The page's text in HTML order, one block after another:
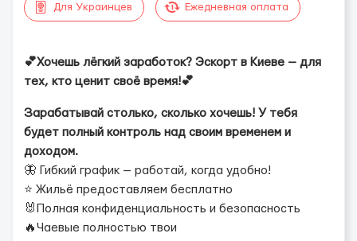
Для Украинцев Ежедневная оплата
💕Хочешь лёгкий заработок? Эскорт в Киеве — для
тех, кто ценит своё время!💕
Зарабатывай столько, сколько хочешь! У тебя
будет полный контроль над своим временем и
доходом.
🦋 Гибкий график — работай, когда удобно!
⭐️ Жильё предоставляем бесплатно
🐰Полная конфиденциальность и безопасность
🔥Чаевые полностью твои